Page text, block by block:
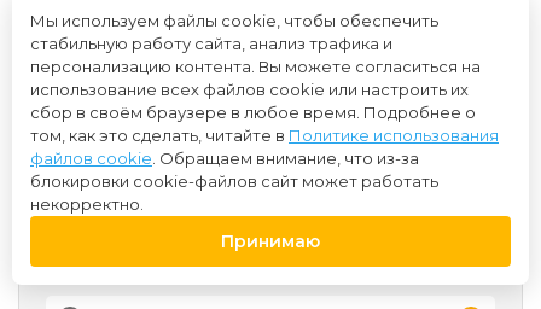
17 000 ₽
Мы используем файлы cookie, чтобы обеспечить
стабильную работу сайта, анализ трафика и
персонализацию контента. Вы можете согласиться на
использование всех файлов cookie или настроить их
сбор в своём браузере в любое время. Подробнее о
том, как это сделать, читайте в Политике использования
файлов cookie . Обращаем внимание, что из-за
блокировки cookie-файлов сайт может работать
некорректно.
Принимаю